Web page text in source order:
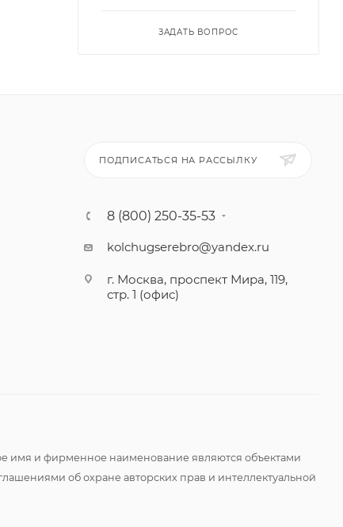
ЗАДАТЬ ВОПРОС
ПОДПИСАТЬСЯ НА РАССЫЛКУ
8 (800) 250-35-53
kolchugserebro@yandex.ru
г. Москва, проспект Мира, 119,
стр. 1 (офис)
имя и фирменное наименование являются объектами
об охране авторских прав и интеллектуальной